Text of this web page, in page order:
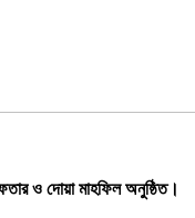
ও দোয়া মাহফিল অনুষ্ঠিত।